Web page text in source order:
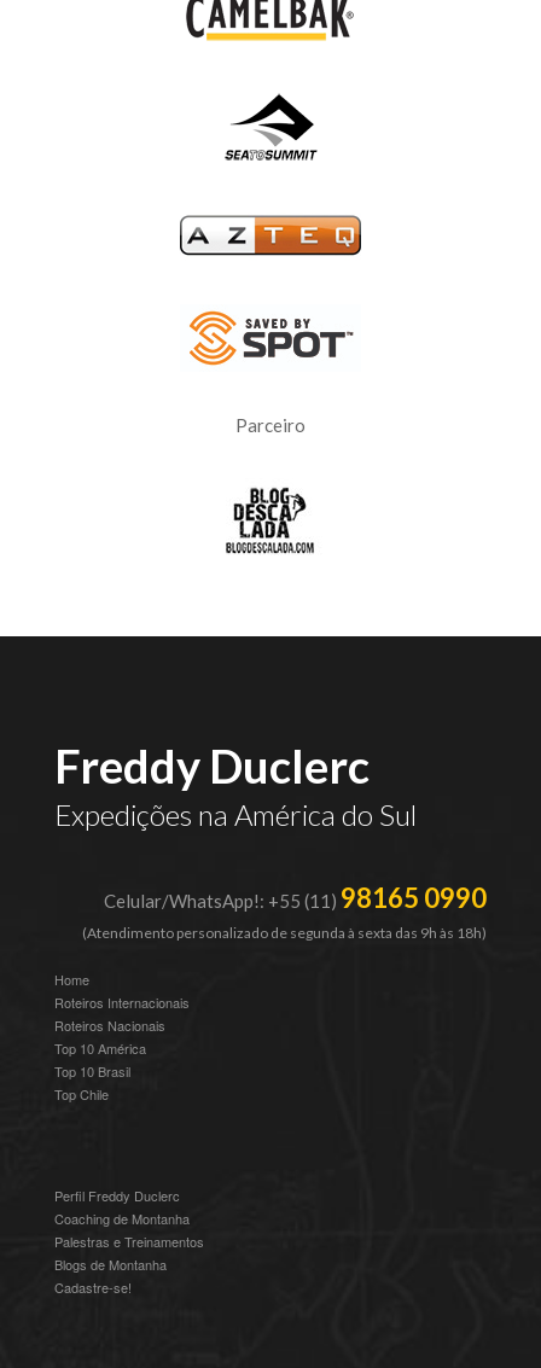
Parceiro
Freddy Duclerc
Expedições na América do Sul
Celular/WhatsApp!: +55 (11) 98165 0990
(Atendimento personalizado de segunda à sexta das 9h às 18h)
Home
Roteiros Internacionais
Roteiros Nacionais
Top 10 América
Top 10 Brasil
Top Chile
Perfil Freddy Duclerc
Coaching de Montanha
Palestras e Treinamentos
Blogs de Montanha
Cadastre-se!